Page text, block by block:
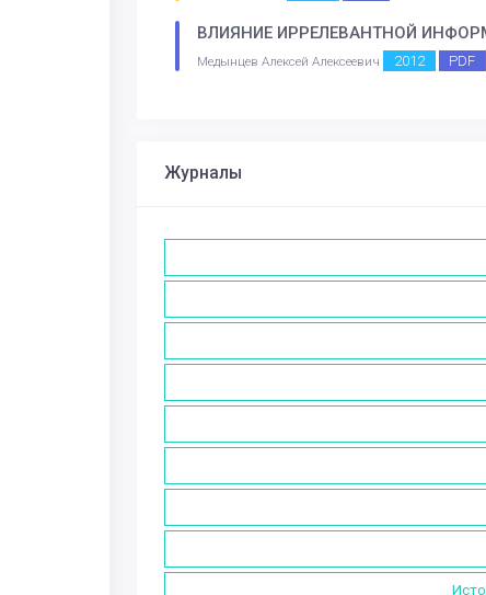
ВЛИЯНИЕ ИРРЕЛЕВАНТНОЙ
Медынцев Алексей Алексеевич 2012 PDF
Журналы